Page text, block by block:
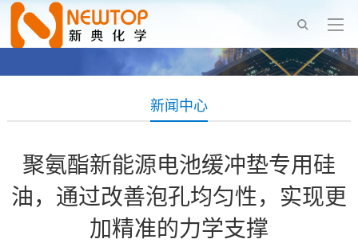
新闻中心
聚氨酯新能源电池缓冲垫专用硅
油，通过改善泡孔均匀性，实现更
加精准的力学支撑